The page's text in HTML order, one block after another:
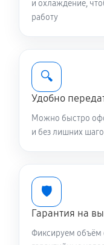
и охлаждение,
работу
🔍
Удобно
Можно быстро
и без лишних
🛡️
Гарантия на
Фиксируем объём